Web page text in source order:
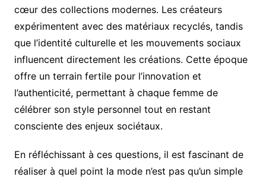
cœur des collections modernes. Les créateurs
expérimentent avec des matériaux recyclés, tandis
que l’identité culturelle et les mouvements sociaux
influencent directement les créations. Cette époque
offre un terrain fertile pour l’innovation et
l’authenticité, permettant à chaque femme de
célébrer son style personnel tout en restant
consciente des enjeux sociétaux.
En réfléchissant à ces questions, il est fascinant de
réaliser à quel point la mode n’est pas qu’un simple